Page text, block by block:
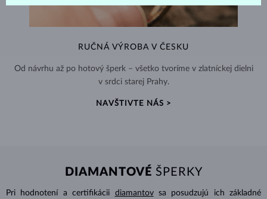
RUČNÁ VÝROBA V ČESKU
Od návrhu až po hotový šperk – všetko tvoríme v zlatníckej dielni
v srdci starej Prahy.
NAVŠTIVTE NÁS >
DIAMANTOVÉ ŠPERKY
Pri hodnotení a certifikácii diamantovsa posudzujú ich základné